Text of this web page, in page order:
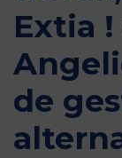
Extia
de